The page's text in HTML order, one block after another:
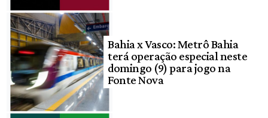
Bahia x Vasco: Metrô Bahia
terá operação especial neste
domingo (9) para jogo na
Fonte Nova